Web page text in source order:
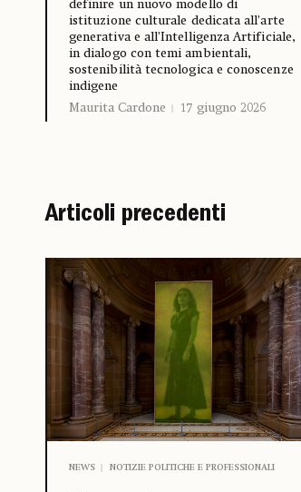
definire un nuovo modello di
istituzione culturale dedicata all’arte
generativa e all’Intelligenza Artificiale,
in dialogo con temi ambientali,
sostenibilità tecnologica e conoscenze
indigene
Maurita Cardone
17 giugno 2026
Articoli precedenti
NEWS NOTIZIE POLITICHE E PROFESSIONALI